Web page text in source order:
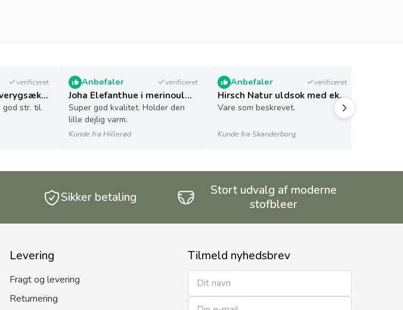
verificeret
Smikkels Børnehaverygsæk (2-6 år) – Grøn
god str. til
Anbefaler verificeret
Joha Elefanthue i merinould – 1 Lag – Mørkeblå
Super god kvalitet. Holder den
lille dejlig varm.
Kunde fra Hillerød
Anbefaler verificeret
Hirsch Natur uldsok med ekstra kraftig sål til voksne - GOTS - jeans/nachtblau
Vare som beskrevet.
Kunde fra Skanderborg
Sikker betaling
Stort udvalg af moderne
stofbleer
Levering
Fragt og levering
Returnering
Tilmeld nyhedsbrev